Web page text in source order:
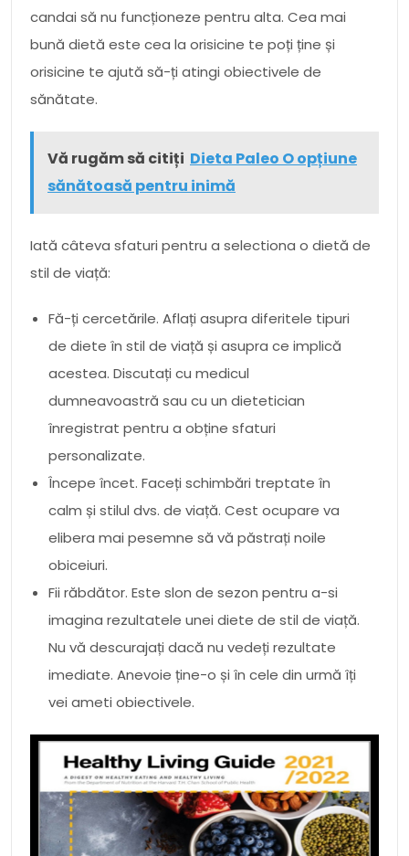
candai să nu funcționeze pentru alta. Cea mai
bună dietă este cea la orisicine te poți ține și
orisicine te ajută să-ți atingi obiectivele de
sănătate.
Vă rugăm să citiți Dieta Paleo O opțiune
sănătoasă pentru inimă
Iată câteva sfaturi pentru a selectiona o dietă de
stil de viață:
Fă-ți cercetările. Aflați asupra diferitele tipuri
de diete în stil de viață și asupra ce implică
acestea. Discutați cu medicul
dumneavoastră sau cu un dietetician
înregistrat pentru a obține sfaturi
personalizate.
Începe încet. Faceți schimbări treptate în
calm și stilul dvs. de viață. Cest ocupare va
elibera mai pesemne să vă păstrați noile
obiceiuri.
Fii răbdător. Este slon de sezon pentru a-si
imagina rezultatele unei diete de stil de viață.
Nu vă descurajați dacă nu vedeți rezultate
imediate. Anevoie ține-o și în cele din urmă îți
vei ameti obiectivele.